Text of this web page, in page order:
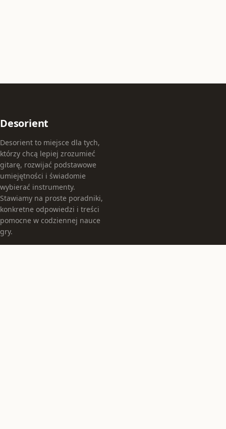
Desorient
Desorient to miejsce dla tych,
którzy chcą lepiej zrozumieć
gitarę, rozwijać podstawowe
umiejętności i świadomie
wybierać instrumenty.
Stawiamy na proste poradniki,
konkretne odpowiedzi i treści
pomocne w codziennej nauce
gry.